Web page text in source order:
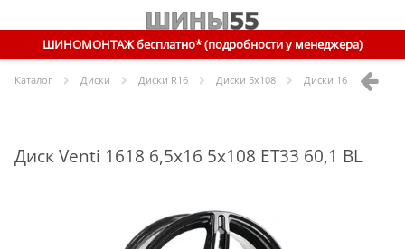
ШИНОМОНТАЖ бесплатно* (подробности у менеджера)
Каталог Диски Диски R16 Диски 5x108 Диски 16 5x108 ET33
Диск Venti 1618 6,5x16 5x108 ET33 60,1 BL